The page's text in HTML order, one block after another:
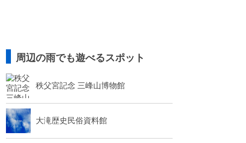
周辺の雨でも遊べるスポット
秩父宮記念 三峰山博物館
大滝歴史民俗資料館